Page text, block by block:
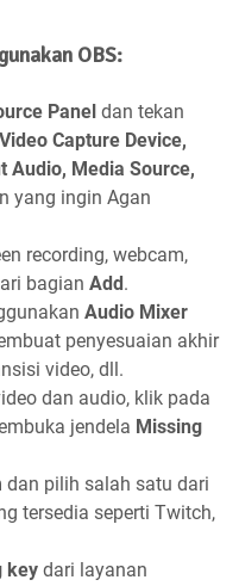
OBS:
Panel dan tekan
Video Capture Device,
Audio, Media Source,
yang ingin Agan
recording, webcam,
bagian Add .
Audio Mixer
penyesuaian akhir
video, dll.
dan audio, klik pada
jendela Missing
dan pilih salah satu dari
tersedia seperti Twitch,
key dari layanan